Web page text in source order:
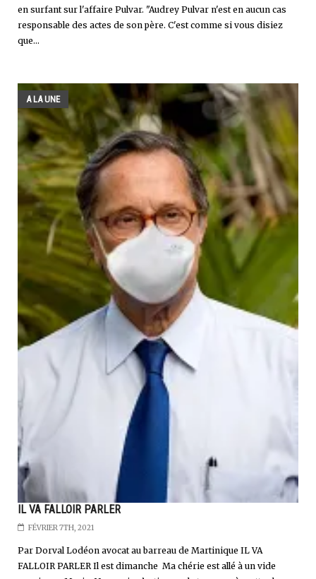
en surfant sur l'affaire Pulvar. "Audrey Pulvar n'est en aucun cas
responsable des actes de son père. C'est comme si vous disiez
que...
A LA UNE
IL VA FALLOIR PARLER
FÉVRIER 7TH, 2021
Par Dorval Lodéon avocat au barreau de Martinique IL VA
FALLOIR PARLER Il est dimanche Ma chérie est allé à un vide